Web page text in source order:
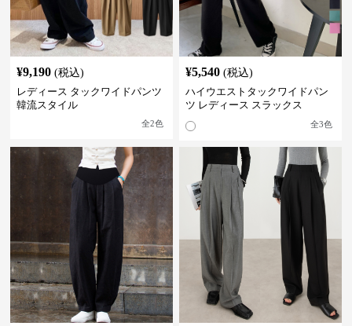
¥9,190 (税込)
レディース タックワイドパンツ
韓流スタイル
全2色
¥5,540 (税込)
ハイウエストタックワイドパン
ツ レディース スラックス
全3色